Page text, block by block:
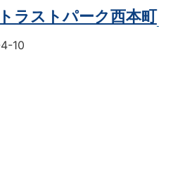
ラストパーク西本町
10